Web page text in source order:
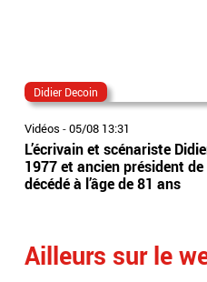
Didier Decoin
Vidéos -05/08 13:31
L’écrivain et scénariste
1977 et ancien président
décédé à l’âge de 81 ans
Ailleurs sur le